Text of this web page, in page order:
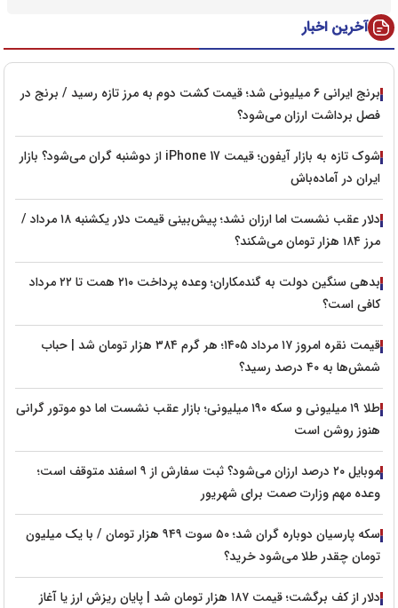
آخرین اخبار
برنج ایرانی ۶ میلیونی شد؛ قیمت کشت دوم به مرز تازه رسید / برنج در
فصل برداشت ارزان می‌شود؟
شوک تازه به بازار آیفون؛ قیمت iPhone 17 از دوشنبه گران می‌شود؟ بازار
ایران در آماده‌باش
دلار عقب نشست اما ارزان نشد؛ پیش‌بینی قیمت دلار یکشنبه ۱۸ مرداد /
مرز ۱۸۴ هزار تومان می‌شکند؟
بدهی سنگین دولت به گندمکاران؛ وعده پرداخت ۲۱۰ همت تا ۲۲ مرداد
کافی است؟
قیمت نقره امروز ۱۷ مرداد ۱۴۰۵؛ هر گرم ۳۸۴ هزار تومان شد | حباب
شمش‌ها به ۴۰ درصد رسید؟
طلا ۱۹ میلیونی و سکه ۱۹۰ میلیونی؛ بازار عقب نشست اما دو موتور گرانی
هنوز روشن است
موبایل ۲۰ درصد ارزان می‌شود؟ ثبت سفارش از ۹ اسفند متوقف است؛
وعده مهم وزارت صمت برای شهریور
سکه پارسیان دوباره گران شد؛ ۵۰ سوت ۹۴۹ هزار تومان / با یک میلیون
تومان چقدر طلا می‌شود خرید؟
دلار از کف برگشت؛ قیمت ۱۸۷ هزار تومان شد | پایان ریزش ارز یا آغاز